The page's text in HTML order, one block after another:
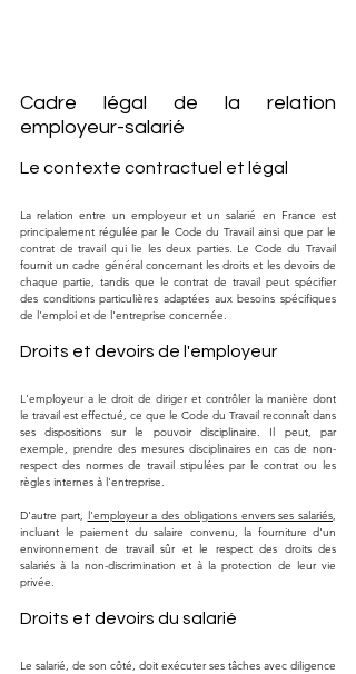
Cadre légal de la relation
employeur-salarié
Le contexte contractuel et légal
La relation entre un employeur et un salarié en France est
principalement régulée par le Code du Travail ainsi que par le
contrat de travail qui lie les deux parties. Le Code du Travail
fournit un cadre général concernant les droits et les devoirs de
chaque partie, tandis que le contrat de travail peut spécifier
des conditions particulières adaptées aux besoins spécifiques
de l'emploi et de l'entreprise concernée.
Droits et devoirs de l'employeur
L'employeur a le droit de diriger et contrôler la manière dont
le travail est effectué, ce que le Code du Travail reconnaît dans
ses dispositions sur le pouvoir disciplinaire. Il peut, par
exemple, prendre des mesures disciplinaires en cas de non-
respect des normes de travail stipulées par le contrat ou les
règles internes à l'entreprise.
D'autre part, l'employeur a des obligations envers ses salariés,
incluant le paiement du salaire convenu, la fourniture d'un
environnement de travail sûr et le respect des droits des
salariés à la non-discrimination et à la protection de leur vie
privée.
Droits et devoirs du salarié
Le salarié, de son côté, doit exécuter ses tâches avec diligence